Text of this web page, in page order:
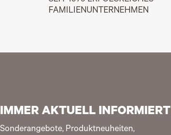
FAMILIENUNTERNEHMEN
IMMER AKTUELL INFORMIERT
Sonderangebote, Produktneuheiten,